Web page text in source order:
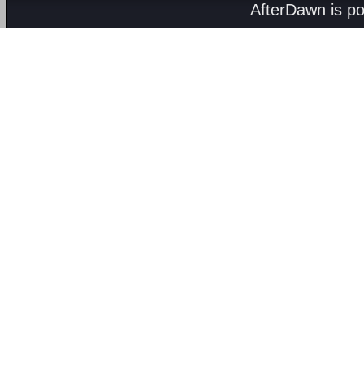
AfterDawn is